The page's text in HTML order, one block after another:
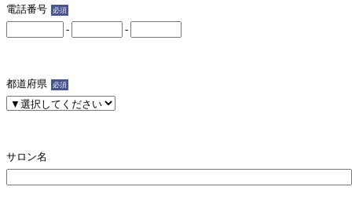
電話番号 必須
- -
都道府県 必須
サロン名